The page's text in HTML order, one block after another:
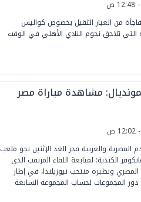
من العيار الثقيل بخصوص كواليس
التي تلاحق نجوم النادي الأهلي في الوقت
مشاهدة مباراة مصر
المصرية والعربية فجر الغد الإثنين نحو ملعب
الكندية؛ لمتابعة اللقاء المرتقب الذي
ونظيره منتخب نيوزيلندا، في إطار
دور المجموعات لحساب المجموعة السابعة